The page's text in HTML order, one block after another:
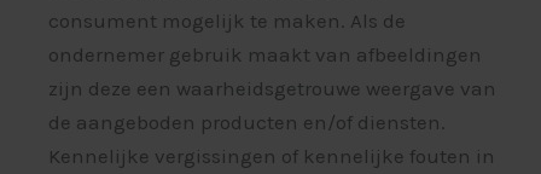
consument mogelijk te maken. Als de
ondernemer gebruik maakt van afbeeldingen
zijn deze een waarheidsgetrouwe weergave van
de aangeboden producten en/of diensten.
Kennelijke vergissingen of kennelijke fouten in